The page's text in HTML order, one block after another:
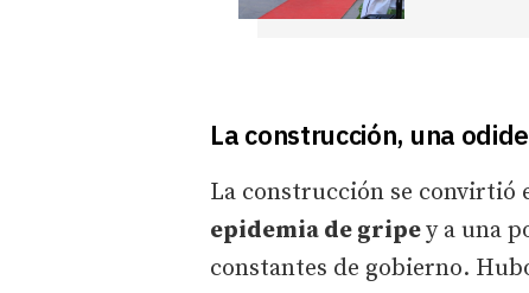
La construcción, una
La construcción se convirtió
epidemia de gripey a una
constantes de gobierno.